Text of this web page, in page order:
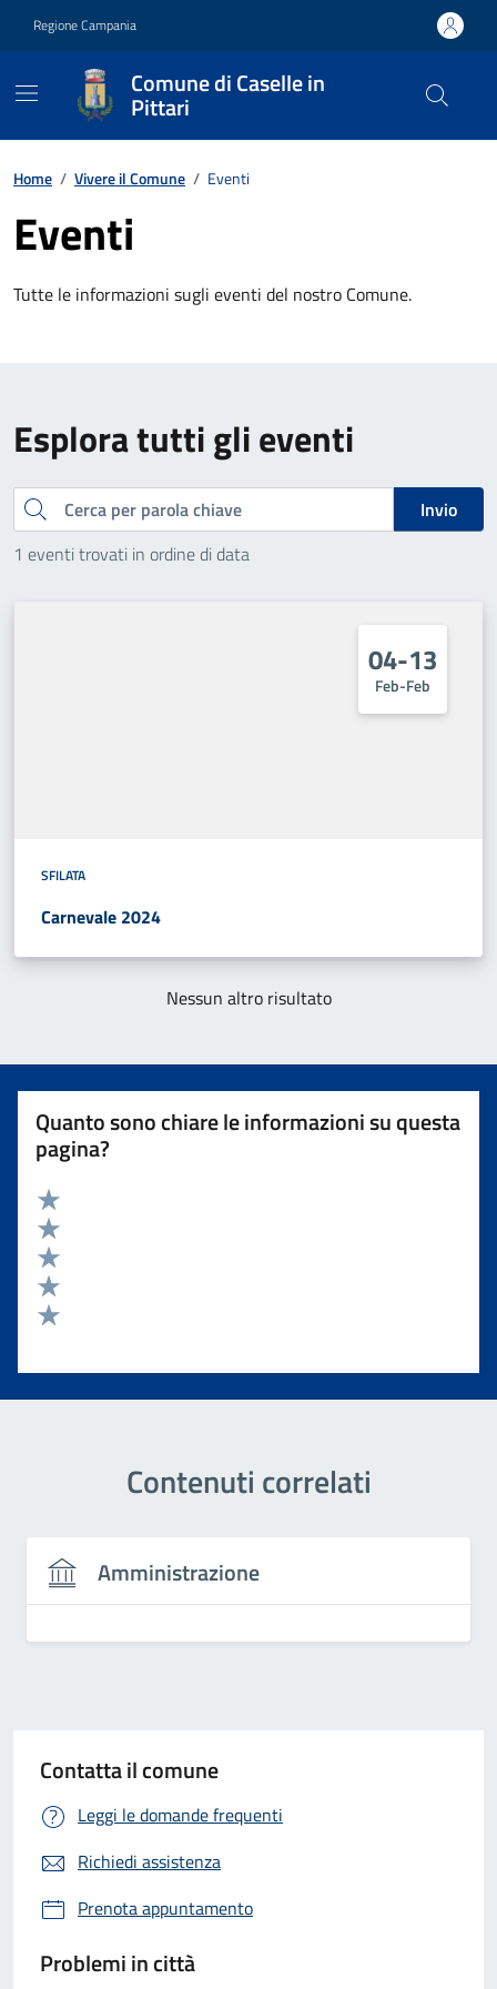
Regione Campania
Comune di Caselle in
Pittari
Contenuti in evidenza
Home / Vivere il Comune / Eventi
Eventi
Tutte le informazioni sugli eventi del nostro Comune.
Esplora tutti gli eventi
Cerca
Invio
1 eventi trovati in ordine di data
04-13
Feb-Feb
SFILATA
Carnevale 2024
Nessun altro risultato
Quanto sono chiare le informazioni su questa
pagina?
Valuta 5 stelle su 5
Valuta 4 stelle su 5
Valuta 3 stelle su 5
Valuta 2 stelle su 5
Contenuti correlati
Amministrazione
Contatta il comune
Leggi le domande frequenti
Richiedi assistenza
Prenota appuntamento
Problemi in città